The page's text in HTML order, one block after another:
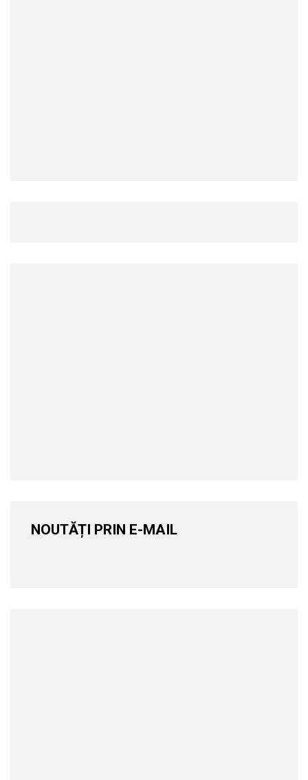
NOUTĂȚI PRIN E-MAIL